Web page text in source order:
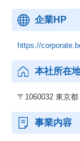
企業HP
https://
本社所在
〒1060032 東京
事業内容